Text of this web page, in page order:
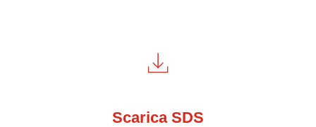
Scarica SDS